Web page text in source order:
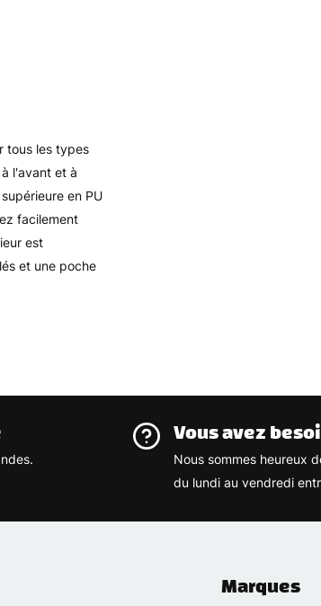
tous les types
l'avant et à
en PU
facilement
est
et une poche
Vous avez
Nous sommes heureux
du lundi au vendredi
Marques